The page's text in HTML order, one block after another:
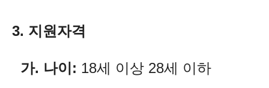
3. 지원자격
가. 나이: 18세 이상 28세 이하